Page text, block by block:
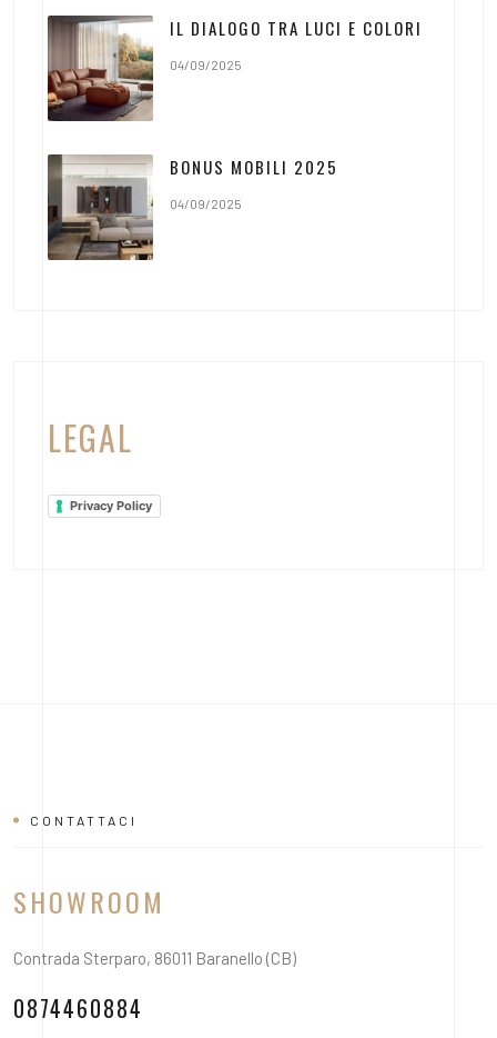
IL DIALOGO TRA LUCI E COLORI
04/09/2025
BONUS MOBILI 2025
04/09/2025
LEGAL
Privacy Policy
CONTATTACI
SHOWROOM
Contrada Sterparo, 86011 Baranello (CB)
0874460884